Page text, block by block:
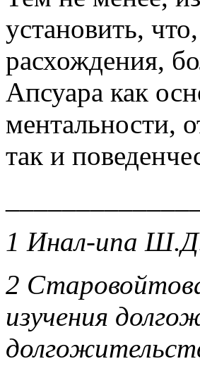
установить,
расхождения,
Апсуара как
ментальности,
так и
1 Инал-ипа
2
изучения